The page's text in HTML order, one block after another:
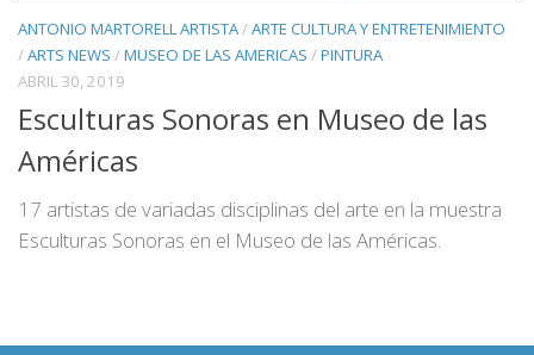
ANTONIO MARTORELL ARTISTA/ARTE CULTURA Y ENTRETENIMIENTO
/ARTS NEWS /MUSEO DE LAS AMERICAS /PINTURA
ABRIL 30, 2019
Esculturas Sonoras en Museo de las
Américas
17 artistas de variadas disciplinas del arte en la muestra
Esculturas Sonoras en el Museo de las Américas.